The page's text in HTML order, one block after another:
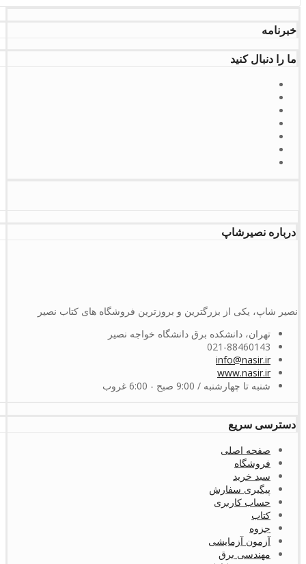
خبرنامه
ما را دنبال کنید
درباره نصیرشاپ
نصیر شاپ، یکی از بزرگترین و بروزترین فروشگاه های کتاب نصیر
تهران، دانشکده برق دانشگاه خواجه نصیر
021-88460143
info@nasir.ir
www.nasir.ir
شنبه تا چهارشنبه / 9:00 صبح - 6:00 غروب
دسترسی سریع
صفحه اصلی
فروشگاه
سبد خرید
پیگیری سفارش
حساب کاربری
کتاب
جزوه
آزمون آزمایشی
مهندسی برق